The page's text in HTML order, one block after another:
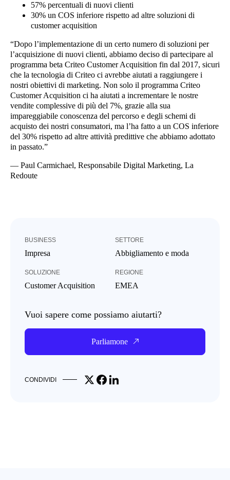
BUSINESS
Impresa
SETTORE
Abbigliamento e moda
SOLUZIONE
Customer Acquisition
REGIONE
EMEA
Vuoi sapere come possiamo aiutarti?
Parliamone
CONDIVIDI Share on X
Share on Facebook
Share on LinkedIn
57% percentuali di nuovi clienti
30% un COS inferiore rispetto ad altre soluzioni di
customer acquisition
“Dopo l’implementazione di un certo numero di soluzioni per
l’acquisizione di nuovi clienti, abbiamo deciso di partecipare al
programma beta Criteo Customer Acquisition fin dal 2017, sicuri
che la tecnologia di Criteo ci avrebbe aiutati a raggiungere i
nostri obiettivi di marketing. Non solo il programma Criteo
Customer Acquisition ci ha aiutati a incrementare le nostre
vendite complessive di più del 7%, grazie alla sua
impareggiabile conoscenza del percorso e degli schemi di
acquisto dei nostri consumatori, ma l’ha fatto a un COS inferiore
del 30% rispetto ad altre attività predittive che abbiamo adottato
in passato.”
— Paul Carmichael, Responsabile Digital Marketing, La
Redoute